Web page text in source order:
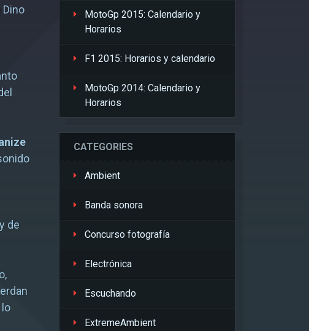
de
lo
MotoGp 2015: Calendario y
Horarios
F1 2015: Horarios y calendario
MotoGp 2014: Calendario y
Horarios
CATEGORIES
Ambient
Banda sonora
Concurso fotografía
Electrónica
Escuchando
ExtremeAmbient